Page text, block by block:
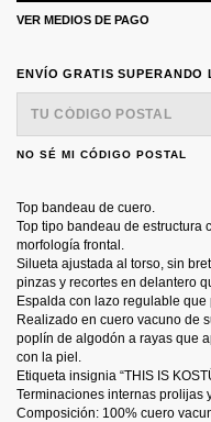
VER MEDIOS DE PAGO
ENVÍO GRATIS
ENTREGAS PARA EL CP:
ENVÍO GRATIS SUPERANDO
NO SÉ MI CÓDIGO POSTAL
Top bandeau de cuero.
Top tipo bandeau de estructura
morfología frontal.
Silueta ajustada al torso, sin
pinzas y recortes en delantero
Espalda con lazo regulable
Realizado en cuero vacuno de
poplín de algodón a rayas que
con la piel.
Etiqueta insignia “THIS IS
Terminaciones internas prolijas
Composición: 100% cuero